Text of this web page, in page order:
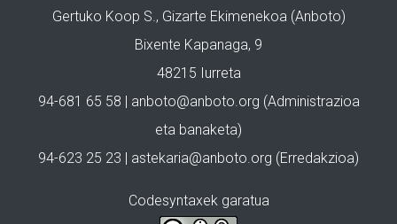
Gertuko Koop S., Gizarte Ekimenekoa (Anboto)
Bixente Kapanaga, 9
48215 Iurreta
94-681 65 58 | anboto@anboto.org (Administrazioa
eta banaketa)
94-623 25 23 | astekaria@anboto.org (Erredakzioa)
Codesyntaxek garatua